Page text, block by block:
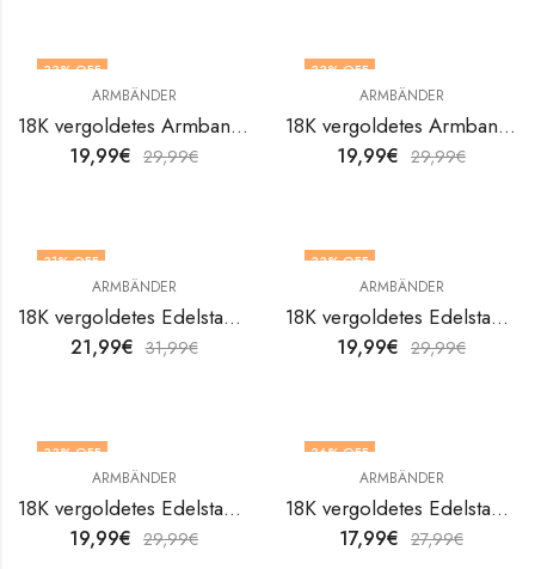
33% OFF
ARMBÄNDER
18K vergoldetes Armband aus Edelstahl Flowers von V&F Jewelers
19,99€ 29,99€
33% OFF
ARMBÄNDER
18K vergoldetes Armband aus Edelstahl Flowers von V&F Jewelers
19,99€ 29,99€
31% OFF
ARMBÄNDER
18K vergoldetes Edelstahl-Fußkettchen Hearts von V&F Jewelers
21,99€ 31,99€
33% OFF
ARMBÄNDER
18K vergoldetes Edelstahlarmband Crosses von V&F Jewelers
19,99€ 29,99€
33% OFF
ARMBÄNDER
18K vergoldetes Edelstahlarmband Evil Eye von V&F Jewelers
19,99€ 29,99€
36% OFF
ARMBÄNDER
18K vergoldetes Edelstahlarmband Evil Eye von V&F Jewelers
17,99€ 27,99€